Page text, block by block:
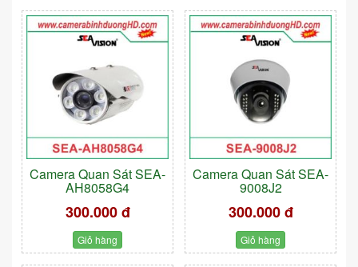
Camera Quan Sát SEA-
AH8058G4
300.000 đ
Giỏ hàng
Camera Quan Sát SEA-
9008J2
300.000 đ
Giỏ hàng